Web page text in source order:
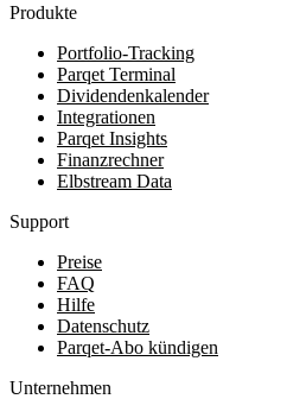
Produkte
Portfolio-Tracking
Parqet Terminal
Dividendenkalender
Integrationen
Parqet Insights
Finanzrechner
Elbstream Data
Support
Preise
FAQ
Hilfe
Datenschutz
Parqet-Abo kündigen
Unternehmen